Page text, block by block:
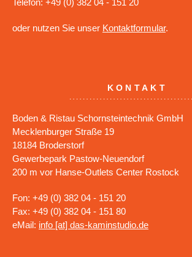
Telefon: +49 (0) 382 04 - 151 20
oder nutzen Sie unser Kontaktformular.
KONTAKT
Boden & Ristau Schornsteintechnik GmbH
Mecklenburger Straße 19
18184 Broderstorf
Gewerbepark Pastow-Neuendorf
200 m vor Hanse-Outlets Center Rostock
Fon: +49 (0) 382 04 - 151 20
Fax: +49 (0) 382 04 - 151 80
eMail: info [at] das-kaminstudio.de